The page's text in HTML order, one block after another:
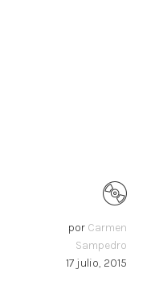
por Carmen
Sampedro
17 julio, 2015